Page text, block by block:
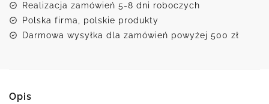
Realizacja zamówień 5-8 dni roboczych
Polska firma, polskie produkty
Darmowa wysyłka dla zamówień powyżej 500 zł
Opis